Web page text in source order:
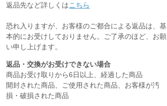
返品先など詳しくはこちら
恐れ入りますが、お客様のご都合による返品は、基
本的にお受けしておりません。ご了承のほど、お願
い申し上げます。
返品・交換がお受けできない場合
商品お受け取りから6日以上、経過した商品
開封された商品、ご使用された商品、お客様が汚
損・破損された商品